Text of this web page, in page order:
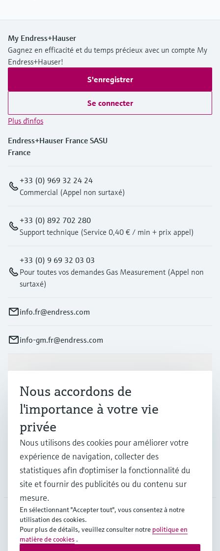
My Endress+Hauser
Gagnez en efficacité et du temps précieux avec un compte My
Endress+Hauser!
S'enregistrer
Se connecter
Plus d'infos
Endress+Hauser France SASU
France
+33 (0) 969 32 24 24
Commercial (Appel non surtaxé)
+33 (0) 892 702 280
Support technique (Service 0,40 € / min + prix appel)
+33 (0) 9 69 32 03 03
Pour toutes vos demandes Gas Measurement (Appel non
surtaxé)
info.fr@endress.com
info-gm.fr@endress.com
Produits et services
Industries
Support
Société
FRA•Français
Nous accordons de
l'importance à votre vie
privée
Nous utilisons des cookies pour améliorer votre
expérience de navigation, collecter des
statistiques afin d'optimiser la fonctionnalité du
site et fournir des publicités ou du contenu sur
mesure.
En sélectionnant "Accepter tout", vous consentez à notre
utilisation des cookies.
Pour plus de détails, veuillez consulter notre politique en
matière de cookies .